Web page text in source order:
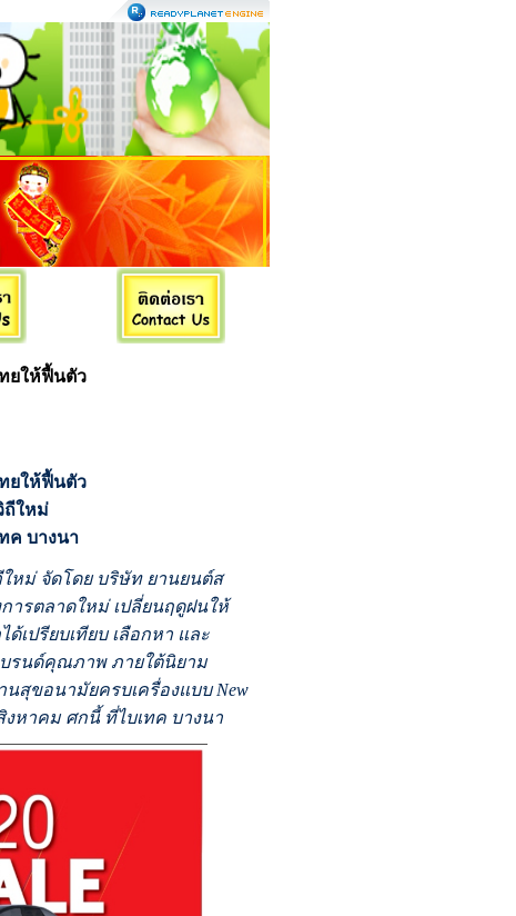
ทยให้ฟื้นตัว
ทยให้ฟื้นตัว
ถีใหม่
ค บางนา
ใหม่ จัดโดย บริษัท ยานยนต์ส
ารตลาดใหม่ เปลี่ยนฤดูฝนให้
เปรียบเทียบ เลือกหา และ
รนด์คุณภาพ ภายใต้นิยาม
สุขอนามัยครบเครื่องแบบ New
งหาคม ศกนี้ ที่ไบเทค บางนา